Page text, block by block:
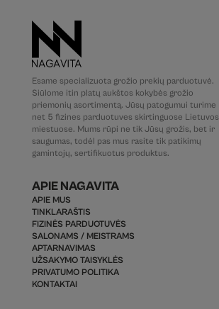
Esame specializuota grožio prekių parduotuvė.
Siūlome itin platų aukštos kokybės grožio
priemonių asortimentą. Jūsų patogumui turime
net 5 fizines parduotuves skirtinguose Lietuvos
miestuose. Mums rūpi ne tik Jūsų grožis, bet ir
saugumas, todėl pas mus rasite tik patikimų
gamintojų, sertifikuotus produktus.
APIE NAGAVITA
APIE MUS
TINKLARAŠTIS
FIZINĖS PARDUOTUVĖS
SALONAMS / MEISTRAMS
APTARNAVIMAS
UŽSAKYMO TAISYKLĖS
PRIVATUMO POLITIKA
KONTAKTAI